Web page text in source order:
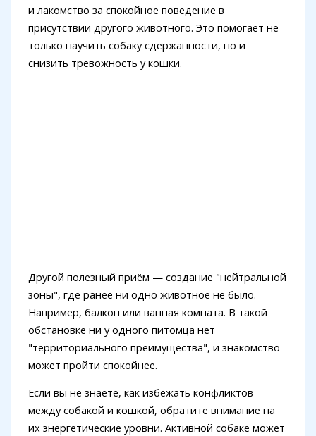
и лакомство за спокойное поведение в
присутствии другого животного. Это помогает не
только научить собаку сдержанности, но и
снизить тревожность у кошки.
Другой полезный приём — создание "нейтральной
зоны", где ранее ни одно животное не было.
Например, балкон или ванная комната. В такой
обстановке ни у одного питомца нет
"территориального преимущества", и знакомство
может пройти спокойнее.
Если вы не знаете, как избежать конфликтов
между собакой и кошкой, обратите внимание на
их энергетические уровни. Активной собаке может